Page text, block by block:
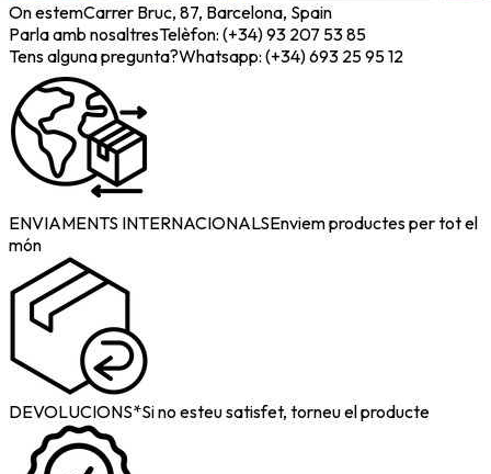
On estemCarrer Bruc, 87, Barcelona, Spain
Parla amb nosaltresTelèfon: (+34) 93 207 53 85
Tens alguna pregunta?Whatsapp: (+34) 693 25 95 12
ENVIAMENTS INTERNACIONALSEnviem productes per tot el
món
DEVOLUCIONS*Si no esteu satisfet, torneu el producte